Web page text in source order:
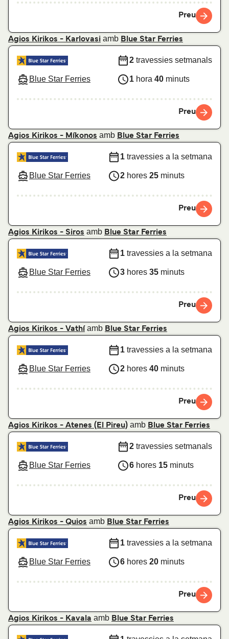
Preu
Agios Kirikos - Karlovasi amb Blue Star Ferries
Blue Star Ferries
2 travessies setmanals
1 hora 40 minuts
Preu
Agios Kirikos - Míkonos amb Blue Star Ferries
Blue Star Ferries
1 travessies a la setmana
2 hores 25 minuts
Preu
Agios Kirikos - Siros amb Blue Star Ferries
Blue Star Ferries
1 travessies a la setmana
3 hores 35 minuts
Preu
Agios Kirikos - Vathíamb Blue Star Ferries
Blue Star Ferries
1 travessies a la setmana
2 hores 40 minuts
Preu
Agios Kirikos - Atenes (El Pireu) amb Blue Star Ferries
Blue Star Ferries
2 travessies setmanals
6 hores 15 minuts
Preu
Agios Kirikos - Quios amb Blue Star Ferries
Blue Star Ferries
1 travessies a la setmana
6 hores 20 minuts
Preu
Agios Kirikos - Kavala amb Blue Star Ferries